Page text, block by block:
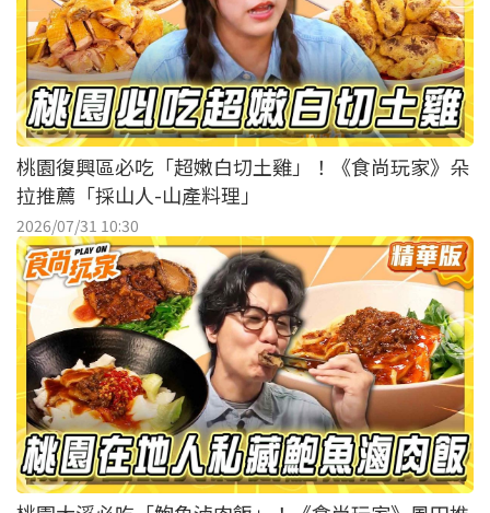
桃園復興區必吃「超嫩白切土雞」！《食尚玩家》朵
拉推薦「採山人-山產料理」
2026/07/31 10:30